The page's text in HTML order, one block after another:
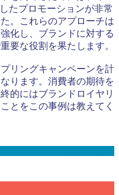
たプロモーションが非常
。これらのアプローチは
化し、ブランドに対する
要な役割を果たします。
リングキャンペーンを計
ります。消費者の期待を
的にはブランドロイヤリ
とをこの事例は教えてく
ジムサンプリングとは？